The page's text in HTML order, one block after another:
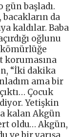
başladı.
da
kaldılar. Baba
oğlunu
korumasına
“İki dakika
ama bir
Çocuk
Yetişkin
kalan Akgün
oldu… Akgün,